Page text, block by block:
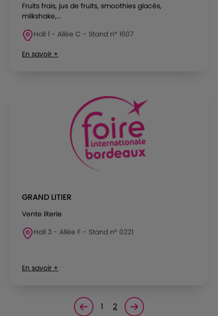
Fruits frais, jus de fruits, smoothies glacés,
milkshake,...
Hall 1 - Allée C - Stand n° 1607
En savoir +
GRAND LITIER
Vente literie
Hall 3 - Allée F - Stand n° 0221
En savoir +
Page précédente
1 2 Page suivante<